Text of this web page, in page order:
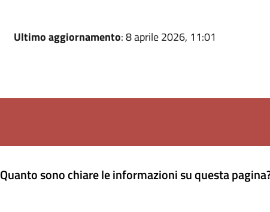
Ultimo aggiornamento: 8 aprile 2026, 11:01
Quanto sono chiare le informazioni su questa